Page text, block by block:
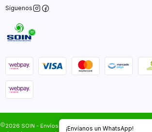
Síguenos
2026 SOIN - Envíos Gratis en Santiago.Todos los
¡Envíanos un WhatsApp!